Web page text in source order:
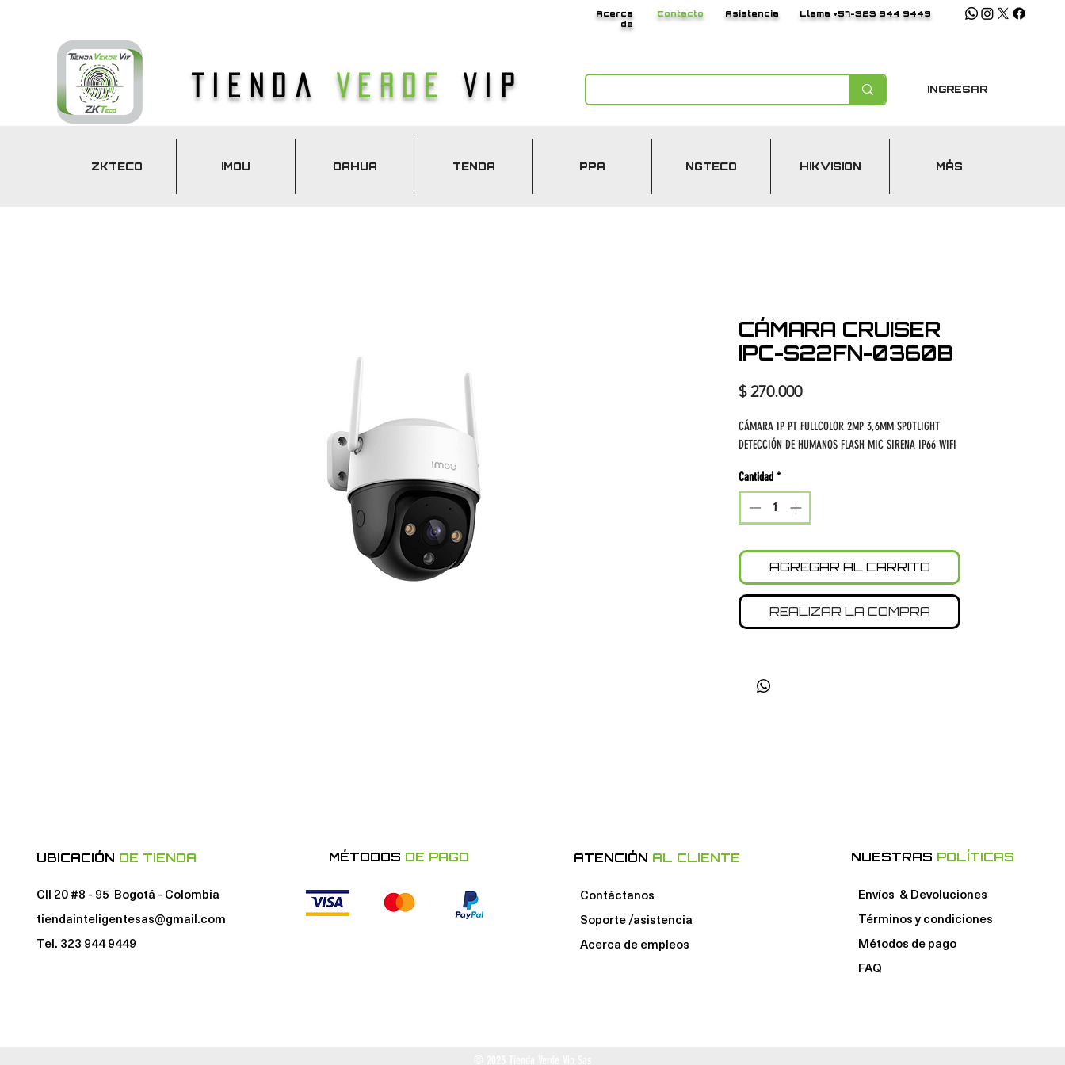
Acerca
de
Contacto Asistencia Llama +57-323 944 9449
TiendaVerdeVip INGRESAR
ZKTECO IMOU DAHUA TENDA PPA NGTECO HIKVISION MÁS
CÁMARA CRUISER
IPC-S22FN-0360B
$ 270.000Precio
CÁMARA IP PT FULLCOLOR 2MP 3,6MM SPOTLIGHT
DETECCIÓN DE HUMANOS FLASH MIC SIRENA IP66 WIFI
Cantidad *
AGREGAR AL CARRITO
REALIZAR LA COMPRA
UBICACIÓN DE TIENDA
Cll 20 #8 - 95 Bogotá - Colombia
tiendainteligentesas@gmail.com
Tel. 323 944 9449
MÉTODOS DE PAGO ATENCIÓN AL CLIENTE
Contáctanos
Soporte /asistencia
Acerca de empleos
NUESTRAS POLÍTICAS
Envíos & Devoluciones
Términos y condiciones
Métodos de pago
FAQ